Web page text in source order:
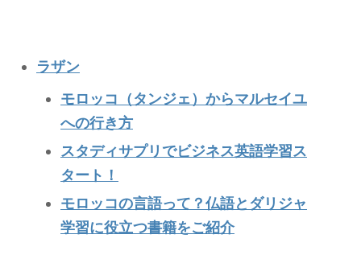
ラザン
モロッコ（タンジェ）からマルセイユ
への行き方
スタディサプリでビジネス英語学習ス
タート！
モロッコの言語って？仏語とダリジャ
学習に役立つ書籍をご紹介